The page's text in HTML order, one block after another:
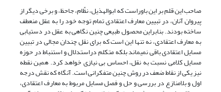
صاحب این قلم بر این باوراست که ابوالهذیل، نظّام، جاحظ، و برخی دیگر از
پیروان آنان، در تبیین معارف اعتقادی تمام توجه خود را به عقل منعطف
ساخته بودند. بنابراین محصول طبیعی چنین نگاهی به عقل در دست­یابی
به معارف اعتقادی، نه تنها این است که برای نقل چندان مجالی در تبیین
مسایل اعتقادی باقی نمی­ماند بلکه متکلم دراستدلال و استنباط در حوزه
مسایل کلامی نسبت به نقل، احساس بی نیازی خواهد کرد. همین نقطه
نیز یکی از نقاط ضعف در روش چنین متفکرانی است. آنگاه که نقش درجه
اول و بلامنازع در بررسی و حل و فصل مسایل مربوط به معارف اعتقادی،